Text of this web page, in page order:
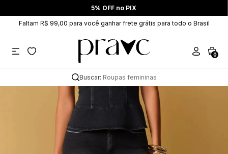
5% OFF no PIX
Faltam R$ 99,00 para você ganhar frete grátis para todo o Brasil
0
Buscar: Roupas femininas